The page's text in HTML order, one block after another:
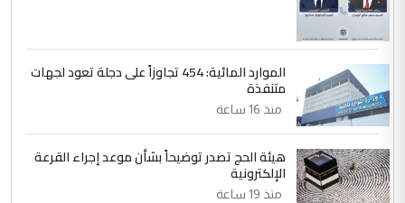
الموارد المائية: 454 تجاوزاً على دجلة تعود لجهات
متنفذة
منذ 16 ساعة
هيئة الحج تصدر توضيحاً بشأن موعد إجراء القرعة
الإلكترونية
منذ 19 ساعة